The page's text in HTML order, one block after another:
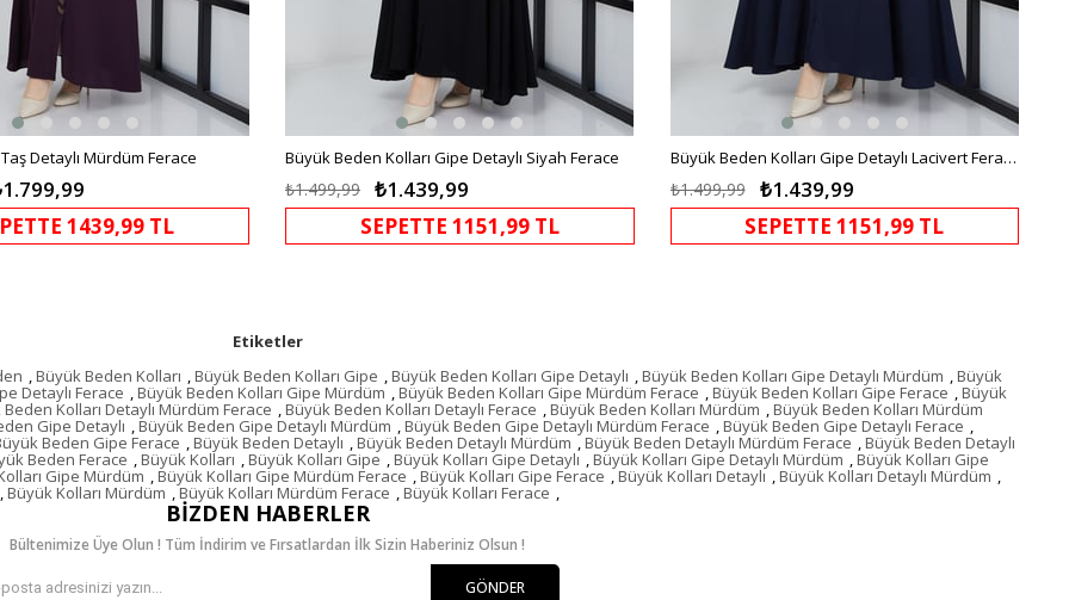
Detaylı Mürdüm Ferace
1439,99 TL
Büyük Beden Kolları Gipe Detaylı Siyah Ferace
₺1.439,99
₺1.499,99
SEPETTE 1151,99 TL
Büyük Beden Kolları Gipe Detaylı Lacivert Ferace
₺1.439,99
₺1.499,99
SEPETTE 1151,99 TL
Etiketler
,Büyük Beden Kolları ,Büyük Beden Kolları Gipe ,Büyük Beden Kolları Gipe Detaylı ,Büyük Beden Kolları Gipe Detaylı Mürdüm ,Büyük
Detaylı Ferace ,Büyük Beden Kolları Gipe Mürdüm ,Büyük Beden Kolları Gipe Mürdüm Ferace ,Büyük Beden Kolları Gipe Ferace ,Büyük
Kolları Detaylı Mürdüm Ferace ,Büyük Beden Kolları Detaylı Ferace ,Büyük Beden Kolları Mürdüm ,Büyük Beden Kolları Mürdüm
Gipe Detaylı ,Büyük Beden Gipe Detaylı Mürdüm ,Büyük Beden Gipe Detaylı Mürdüm Ferace ,Büyük Beden Gipe Detaylı Ferace ,
Beden Gipe Ferace ,Büyük Beden Detaylı ,Büyük Beden Detaylı Mürdüm ,Büyük Beden Detaylı Mürdüm Ferace ,Büyük Beden Detaylı
Beden Ferace ,Büyük Kolları ,Büyük Kolları Gipe ,Büyük Kolları Gipe Detaylı ,Büyük Kolları Gipe Detaylı Mürdüm ,Büyük Kolları Gipe
Gipe Mürdüm ,Büyük Kolları Gipe Mürdüm Ferace ,Büyük Kolları Gipe Ferace ,Büyük Kolları Detaylı ,Büyük Kolları Detaylı Mürdüm ,
,Büyük Kolları Mürdüm ,Büyük Kolları Mürdüm Ferace ,Büyük Kolları Ferace ,
BIZDEN HABERLER
Bültenimize Üye Olun ! Tüm İndirim ve Fırsatlardan İlk Sizin Haberiniz Olsun !
GÖNDER